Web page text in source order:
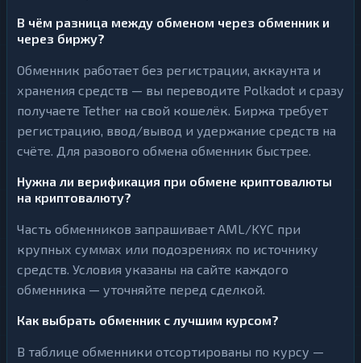
В чём разница между обменом через обменник и
через биржу?
Обменник работает без регистрации, аккаунта и
хранения средств — вы переводите Polkadot и сразу
получаете Tether на свой кошелёк. Биржа требует
регистрацию, ввод/вывод и удержание средств на
счёте. Для разового обмена обменник быстрее.
Нужна ли верификация при обмене криптовалюты
на криптовалюту?
Часть обменников запрашивает AML/KYC при
крупных суммах или подозрениях по источнику
средств. Условия указаны на сайте каждого
обменника — уточняйте перед сделкой.
Как выбрать обменник с лучшим курсом?
В таблице обменники отсортированы по курсу —